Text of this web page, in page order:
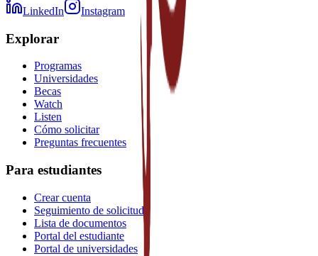
LinkedIn Instagram
Explorar
Programas
Universidades
Becas
Watch
Listen
Cómo solicitar
Preguntas frecuentes
Para estudiantes
Crear cuenta
Seguimiento de solicitud
Lista de documentos
Portal del estudiante
Portal de universidades